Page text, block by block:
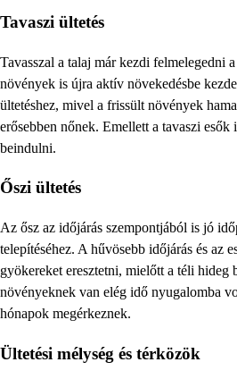
Tavaszi ültetés
Tavasszal a talaj már kezdi felmelegedni
növények is újra aktív növekedésbe
ültetéshez, mivel a frissült növények
erősebben nőnek. Emellett a tavaszi esők
beindulni.
Őszi ültetés
Az ősz az időjárás szempontjából is jó
telepítéséhez. A hűvösebb időjárás és az
gyökereket eresztetni, mielőtt a téli hideg
növényeknek van elég idő nyugalomba
hónapok megérkeznek.
Ültetési mélység és térközök